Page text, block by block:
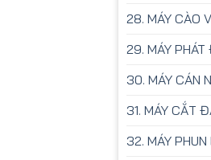
28. MÁY CÀO
29. MÁY PHÁT
30. MÁY CÁN
31. MÁY CẮT
32. MÁY PHUN